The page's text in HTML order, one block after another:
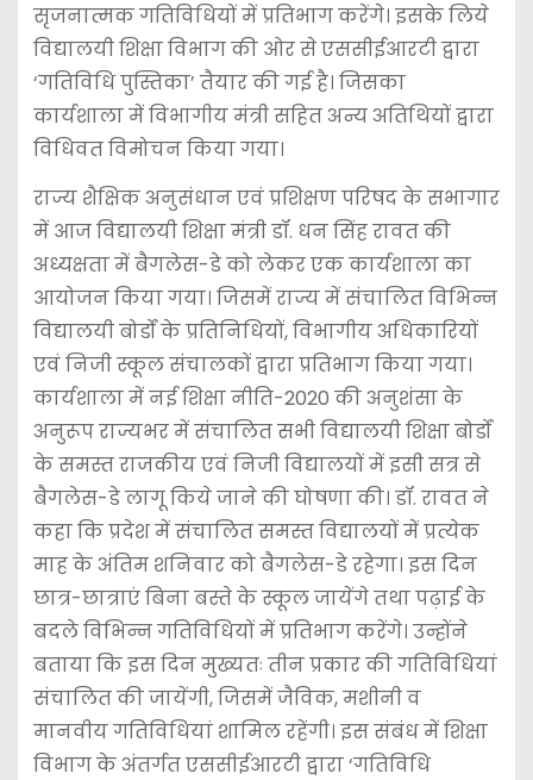
सृजनात्मक गतिविधियों में प्रतिभाग करेंगे। इसके लिये
विद्यालयी शिक्षा विभाग की ओर से एससीईआरटी द्वारा
‘गतिविधि पुस्तिका’ तैयार की गई है। जिसका
कार्यशाला में विभागीय मंत्री सहित अन्य अतिथियों द्वारा
विधिवत विमोचन किया गया।
राज्य शैक्षिक अनुसंधान एवं प्रशिक्षण परिषद के सभागार
में आज विद्यालयी शिक्षा मंत्री डॉ. धन सिंह रावत की
अध्यक्षता में बैगलेस-डे को लेकर एक कार्यशाला का
आयोजन किया गया। जिसमें राज्य में संचालित विभिन्न
विद्यालयी बोर्डों के प्रतिनिधियों, विभागीय अधिकारियों
एवं निजी स्कूल संचालकों द्वारा प्रतिभाग किया गया।
कार्यशाला में नई शिक्षा नीति-2020 की अनुशंसा के
अनुरूप राज्यभर में संचालित सभी विद्यालयी शिक्षा बोर्डों
के समस्त राजकीय एवं निजी विद्यालयों में इसी सत्र से
बैगलेस-डे लागू किये जाने की घोषणा की। डॉ. रावत ने
कहा कि प्रदेश में संचालित समस्त विद्यालयों में प्रत्येक
माह के अंतिम शनिवार को बैगलेस-डे रहेगा। इस दिन
छात्र-छात्राएं बिना बस्ते के स्कूल जायेंगे तथा पढ़ाई के
बदले विभिन्न गतिविधियों में प्रतिभाग करेंगे। उन्होंने
बताया कि इस दिन मुख्यतः तीन प्रकार की गतिविधियां
संचालित की जायेंगी, जिसमें जैविक, मशीनी व
मानवीय गतिविधियां शामिल रहेंगी। इस संबंध में शिक्षा
विभाग के अंतर्गत एससीईआरटी द्वारा ‘गतिविधि